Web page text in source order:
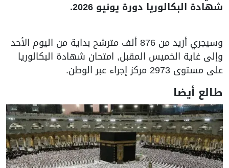
شهادة البكالوريا دورة يونيو 2026.
وسيجري أزيد من 876 ألف مترشح بداية من اليوم الأحد
وإلى غاية الخميس المقبل, امتحان شهادة البكالوريا
على مستوى 2973 مركز إجراء عبر الوطن.
طالع أيضا